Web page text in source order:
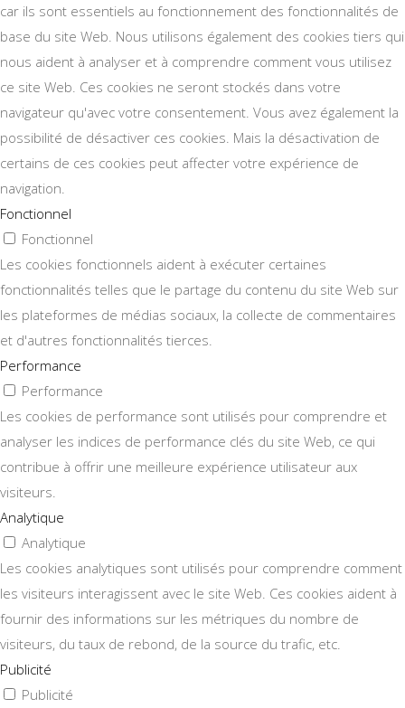
car ils sont essentiels au fonctionnement des fonctionnalités de
base du site Web. Nous utilisons également des cookies tiers qui
nous aident à analyser et à comprendre comment vous utilisez
ce site Web. Ces cookies ne seront stockés dans votre
navigateur qu'avec votre consentement. Vous avez également la
possibilité de désactiver ces cookies. Mais la désactivation de
certains de ces cookies peut affecter votre expérience de
navigation.
Fonctionnel
Fonctionnel
Les cookies fonctionnels aident à exécuter certaines
fonctionnalités telles que le partage du contenu du site Web sur
les plateformes de médias sociaux, la collecte de commentaires
et d'autres fonctionnalités tierces.
Performance
Performance
Les cookies de performance sont utilisés pour comprendre et
analyser les indices de performance clés du site Web, ce qui
contribue à offrir une meilleure expérience utilisateur aux
visiteurs.
Analytique
Analytique
Les cookies analytiques sont utilisés pour comprendre comment
les visiteurs interagissent avec le site Web. Ces cookies aident à
fournir des informations sur les métriques du nombre de
visiteurs, du taux de rebond, de la source du trafic, etc.
Publicité
Publicité